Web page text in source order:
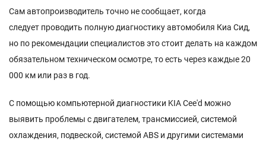
Сам автопроизводитель точно не сообщает, когда
следует проводить полную диагностику автомобиля Киа Сид,
но по рекомендации специалистов это стоит делать на каждом
обязательном техническом осмотре, то есть через каждые 20
000 км или раз в год.
С помощью компьютерной диагностики KIA Cee'd можно
выявить проблемы с двигателем, трансмиссией, системой
охлаждения, подвеской, системой ABS и другими системами